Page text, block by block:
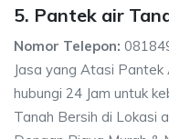
5. Pantek air
Nomor Telepon:
Jasa yang Atasi Pantek
hubungi 24 Jam untuk
Tanah Bersih di Lokasi